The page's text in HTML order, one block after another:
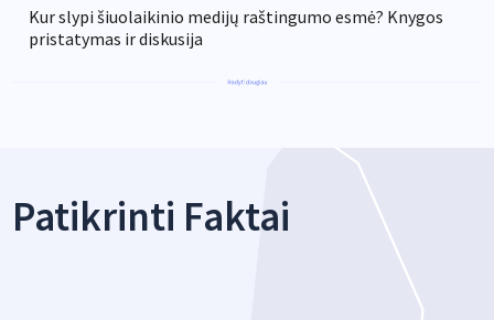
Kur slypi šiuolaikinio medijų raštingumo esmė? Knygos
pristatymas ir diskusija
Patikrinti Faktai